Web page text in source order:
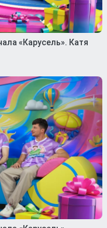
«Карусель». Катя